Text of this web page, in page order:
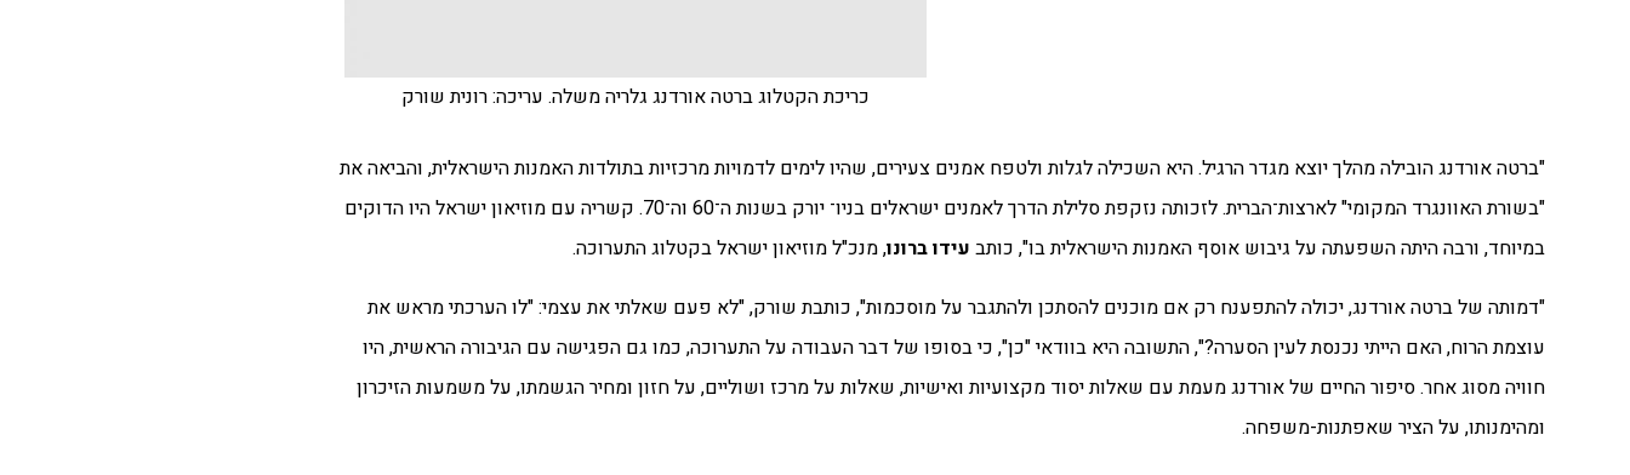
כריכת הקטלוג ברטה אורדנג גלריה משלה. עריכה: רונית שורק
"ברטה אורדנג הובילה מהלך יוצא מגדר הרגיל. היא השכילה לגלות ולטפח אמנים צעירים, שהיו לימים לדמויות מרכזיות בתולדות האמנות הישראלית, והביאה את
"בשורת האוונגרד המקומי" לארצות־הברית. לזכותה נזקפת סלילת הדרך לאמנים ישראלים בניו־ יורק בשנות ה־60 וה־70. קשריה עם מוזיאון ישראל היו הדוקים
במיוחד, ורבה היתה השפעתה על גיבוש אוסף האמנות הישראלית בו", כותב עידו ברונו, מנכ"ל מוזיאון ישראל בקטלוג התערוכה.
"דמותה של ברטה אורדנג, יכולה להתפענח רק אם מוכנים להסתכן ולהתגבר על מוסכמות", כותבת שורק, "לא פעם שאלתי את עצמי: "לו הערכתי מראש את
עוצמת הרוח, האם הייתי נכנסת לעין הסערה?", התשובה היא בוודאי "כן", כי בסופו של דבר העבודה על התערוכה, כמו גם הפגישה עם הגיבורה הראשית, היו
חוויה מסוג אחר. סיפור החיים של אורדנג מעמת עם שאלות יסוד מקצועיות ואישיות, שאלות על מרכז ושוליים, על חזון ומחיר הגשמתו, על משמעות הזיכרון
ומהימנותו, על הציר שאפתנות-משפחה.